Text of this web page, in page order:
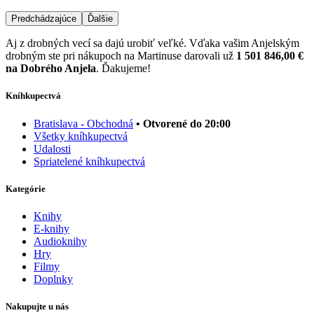
Predchádzajúce Ďalšie
Aj z drobných vecí sa dajú urobiť veľké. Vďaka vašim Anjelským
drobným ste pri nákupoch na Martinuse darovali už 1 501 846,00 €
na Dobrého Anjela. Ďakujeme!
Kníhkupectvá
Bratislava - Obchodná • Otvorené do 20:00
Všetky kníhkupectvá
Udalosti
Spriatelené kníhkupectvá
Kategórie
Knihy
E-knihy
Audioknihy
Hry
Filmy
Doplnky
Nakupujte u nás